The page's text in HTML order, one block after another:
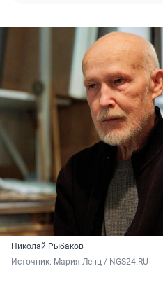
Николай Рыбаков
Источник: Мария Ленц / NGS24.RU